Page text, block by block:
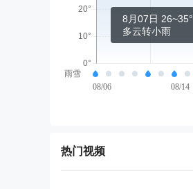
8月07日 26~35°
多云转小雨
雨雪
08/06
08/14
热门视频